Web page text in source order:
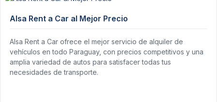
Alsa Rent a Car al Mejor Precio
Alsa Rent a Car ofrece el mejor servicio de alquiler de
vehículos en todo Paraguay, con precios competitivos y una
amplia variedad de autos para satisfacer todas tus
necesidades de transporte.